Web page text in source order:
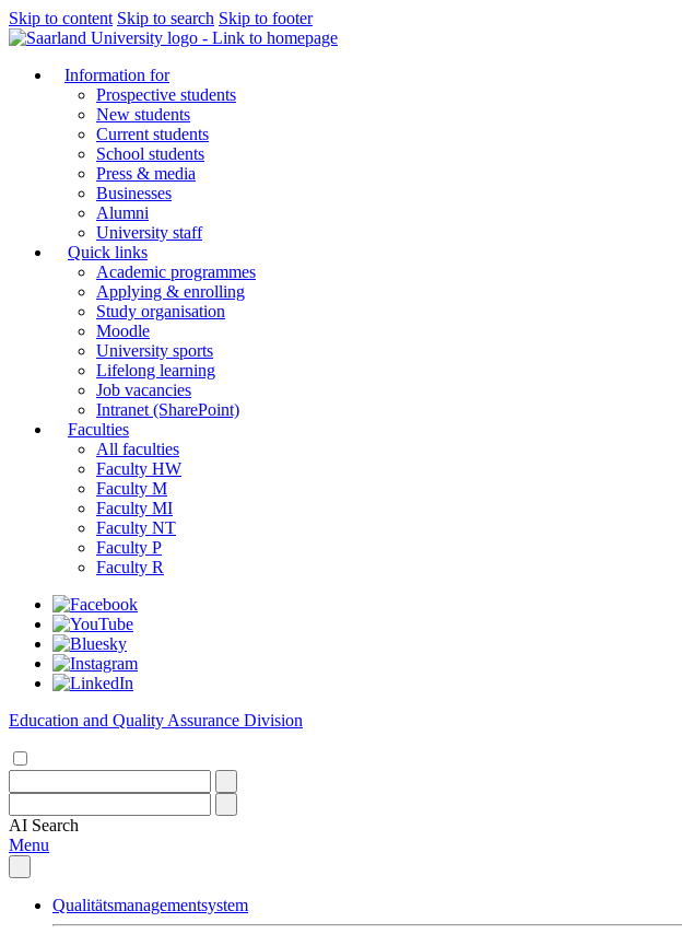
Skip to content Skip to search Skip to footer
Information for
Prospective students
New students
Current students
School students
Press & media
Businesses
Alumni
University staff
Quick links
Academic programmes
Applying & enrolling
Study organisation
Moodle
University sports
Lifelong learning
Job vacancies
Intranet (SharePoint)
Faculties
All faculties
Faculty HW
Faculty M
Faculty MI
Faculty NT
Faculty P
Faculty R
Education and Quality Assurance Division
AI Search
Menu
Qualitätsmanagementsystem